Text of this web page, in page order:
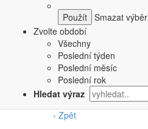
Smazat výběr
Zvolte období
Všechny
Poslední týden
Poslední měsíc
Poslední rok
Hledat výraz
‹ Zpět